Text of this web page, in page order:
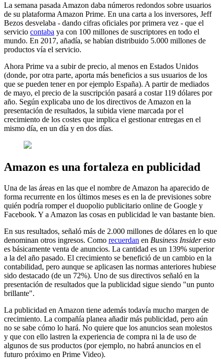
La semana pasada Amazon daba números redondos sobre usuarios
de su plataforma Amazon Prime. En una carta a los inversores, Jeff
Bezos desvelaba - dando cifras oficiales por primera vez - que el
servicio contaba ya con 100 millones de suscriptores en todo el
mundo. En 2017, añadía, se habían distribuido 5.000 millones de
productos vía el servicio.
Ahora Prime va a subir de precio, al menos en Estados Unidos
(donde, por otra parte, aporta más beneficios a sus usuarios de los
que se pueden tener en por ejemplo España). A partir de mediados
de mayo, el precio de la suscripción pasará a costar 119 dólares por
año. Según explicaba uno de los directivos de Amazon en la
presentación de resultados, la subida viene marcada por el
crecimiento de los costes que implica el gestionar entregas en el
mismo día, en un día y en dos días.
Amazon es una fortaleza en publicidad
Una de las áreas en las que el nombre de Amazon ha aparecido de
forma recurrente en los últimos meses es en la de previsiones sobre
quién podría romper el duopolio publicitario online de Google y
Facebook. Y a Amazon las cosas en publicidad le van bastante bien.
En sus resultados, señaló más de 2.000 millones de dólares en lo que
denominan otros ingresos. Como recuerdan en Business Insideresto
es básicamente venta de anuncios. La cantidad es un 139% superior
a la del año pasado. El crecimiento se benefició de un cambio en la
contabilidad, pero aunque se aplicasen las normas anteriores hubiese
sido destacado (de un 72%). Uno de sus directivos señaló en la
presentación de resultados que la publicidad sigue siendo "un punto
brillante".
La publicidad en Amazon tiene además todavía mucho margen de
crecimiento. La compañía planea añadir más publicidad, pero aún
no se sabe cómo lo hará. No quiere que los anuncios sean molestos
y que con ello lastren la experiencia de compra ni la de uso de
algunos de sus productos (por ejemplo, no habrá anuncios en el
futuro próximo en Prime Video).